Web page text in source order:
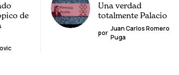
de
Una verdad
totalmente Palacio
por
Juan Carlos Romero
Puga